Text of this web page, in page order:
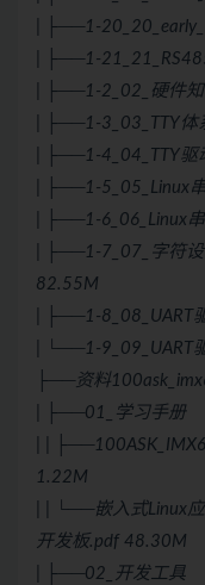
| ├──1-
| ├──1-
| ├──1-2_02_硬件
| ├──1-3_03_TTY
| ├──1-4_04_TTY
| ├──1-5_05_Linux
| ├──1-6_06_Linux
| ├──1-7_07_字符
82.55M
| ├──1-8_08_UART
| └──1-9_09_UART
├──资料
| ├──01_学习手册
| |
1.22M
| | └──嵌入式Linux
开发板.pdf 48.30M
| ├──02_开发工具